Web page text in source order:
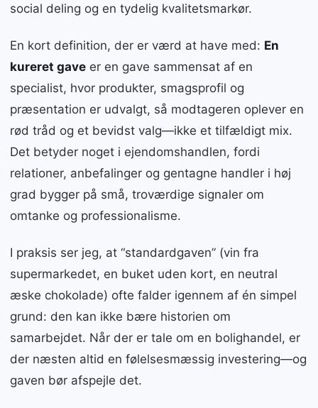
social deling og en tydelig kvalitetsmarkør.
En kort definition, der er værd at have med: En
kureret gave er en gave sammensat af en
specialist, hvor produkter, smagsprofil og
præsentation er udvalgt, så modtageren oplever en
rød tråd og et bevidst valg—ikke et tilfældigt mix.
Det betyder noget i ejendomshandlen, fordi
relationer, anbefalinger og gentagne handler i høj
grad bygger på små, troværdige signaler om
omtanke og professionalisme.
I praksis ser jeg, at “standardgaven” (vin fra
supermarkedet, en buket uden kort, en neutral
æske chokolade) ofte falder igennem af én simpel
grund: den kan ikke bære historien om
samarbejdet. Når der er tale om en bolighandel, er
der næsten altid en følelsesmæssig investering—og
gaven bør afspejle det.